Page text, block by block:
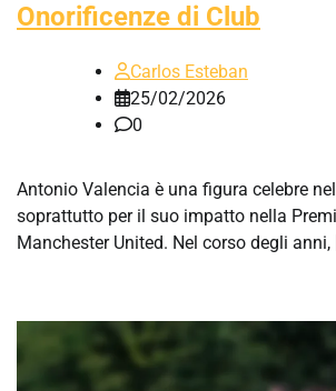
Onorificenze di Club
Carlos Esteban
25/02/2026
0
Antonio Valencia è una figura celebre
soprattutto per il suo impatto nella
Manchester United. Nel corso degli anni,